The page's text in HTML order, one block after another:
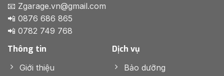
📧 Zgarage.vn@gmail.com
📲 0876 686 865
📲 0782 749 768
Thông tin
Giới thiệu
Dịch vụ
Bảo dưỡng